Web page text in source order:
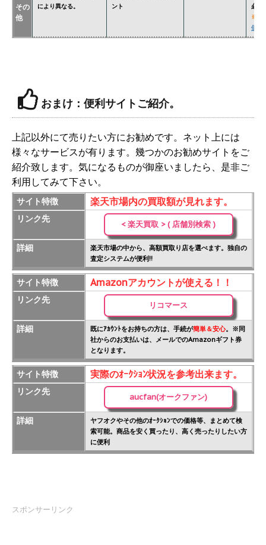
その
他
により異なる。
ント
必要
※
価格
おまけ：便利サイトご紹介。
上記以外にて売りたい方にお勧めです。ネット上には
様々なサービスが有ります。幾つかのお勧めサイトをご
紹介致します。気になるものが御座いましたら、是非ご
利用してみて下さい。
サイト特徴 楽天市場内の買取額が見れます。
リンク先
< 楽天買取 > ( 店舗別検索 )
詳細
楽天市場の中から、高額買取り店を選べます。独自の
査定システムが便利!!
サイト特徴 Amazonアカウントが使える！！
リンク先
リコマース
詳細 既にｱｶｳﾝﾄをお持ちの方は、手続が簡単＆安心。※同
社からのお支払いは、メールでのAmazonギフト券
となります。
サイト特徴 実際のｵｰｸｼｮﾝ状況を参考出来ます。
リンク先
aucfan(オークファン)
詳細
ヤフオクやその他のｵｰｸｼｮﾝでの価格等、まとめて検
索可能。商品を安く買ったり、高く売ったりしたい方
に便利
スポンサーリンク